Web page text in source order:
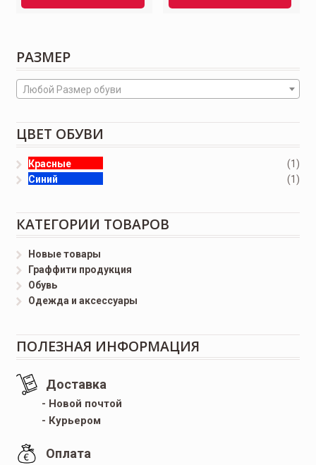
РАЗМЕР
Любой Размер обуви
ЦВЕТ ОБУВИ
Красные
(1)
Синий
(1)
КАТЕГОРИИ ТОВАРОВ
Новые товары
Граффити продукция
Обувь
Одежда и аксессуары
ПОЛЕЗНАЯ ИНФОРМАЦИЯ
Доставка
- Новой почтой
- Курьером
Оплата